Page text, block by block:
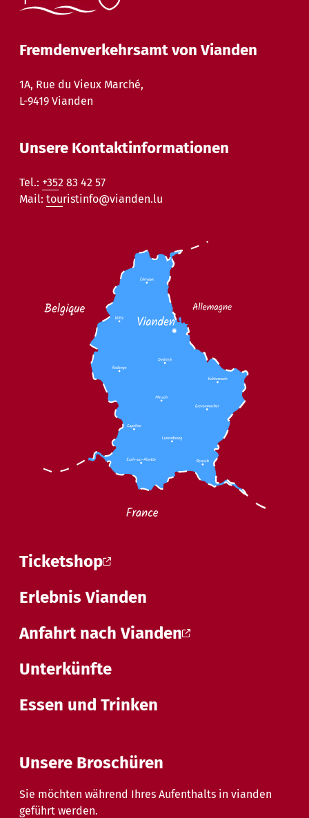
Fremdenverkehrsamt von Vianden
1A, Rue du Vieux Marché,
L-9419 Vianden
Unsere Kontaktinformationen
Tel.: +352 83 42 57
Mail: touristinfo@vianden.lu
Ticketshop
Erlebnis Vianden
Anfahrt nach Vianden
Unterkünfte
Essen und Trinken
Unsere Broschüren
Sie möchten während Ihres Aufenthalts in vianden
geführt werden.